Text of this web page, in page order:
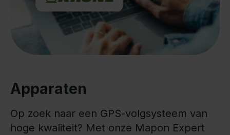
Apparaten
Op zoek naar een GPS-volgsysteem van
hoge kwaliteit? Met onze Mapon Expert